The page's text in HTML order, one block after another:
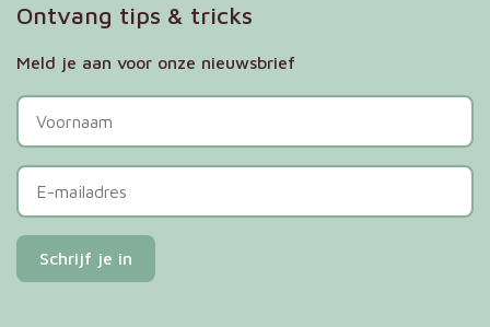
Ontvang tips & tricks
Meld je aan voor onze nieuwsbrief